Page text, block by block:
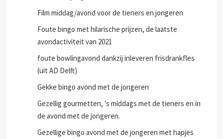
Film middag/avond voor de tieners en jongeren
Foute bingo met hilarische prijzen, de laatste
avondactiviteit van 2021
foute bowlingavond dankzij inleveren frisdrankfles
(uit AD Delft)
Gekke bingo avond met de jongeren
Gezellig gourmetten, 's middags met de tieners en in
de avond met de jongeren.
Gezellige bingo avond met de jongeren met hapjes